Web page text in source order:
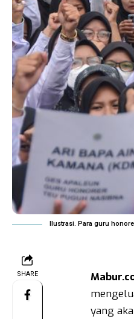
Ilustrasi. Para guru
SHARE
yang